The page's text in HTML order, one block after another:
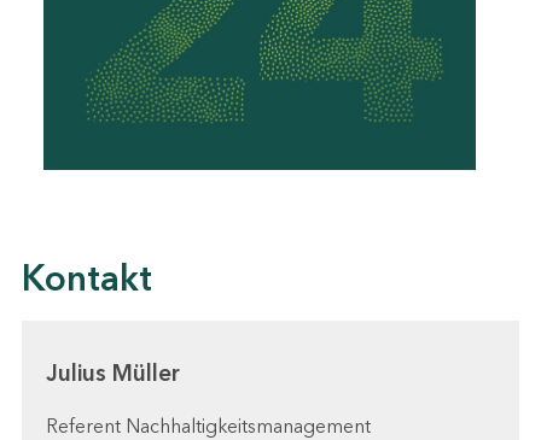
Kontakt
Julius Müller
Referent Nachhaltigkeitsmanagement